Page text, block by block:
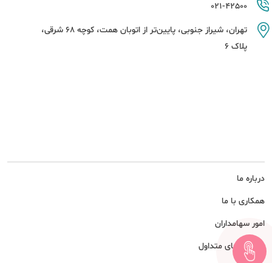
درباره ما
همکاری با ما
امور سهامداران
پرسش های متداول
021-42500
تهران، شیراز جنوبی، پایین‌تر از اتوبان همت، کوچه 68 شرقی،
پلاک 6